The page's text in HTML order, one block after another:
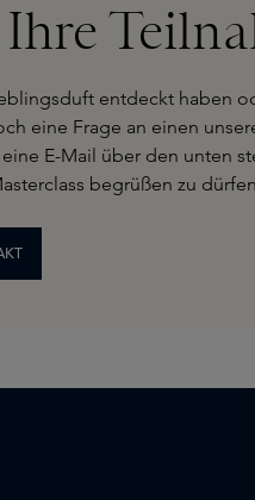
entdeckt haben
eine Frage an einen
E-Mail über den unten
begrüßen zu